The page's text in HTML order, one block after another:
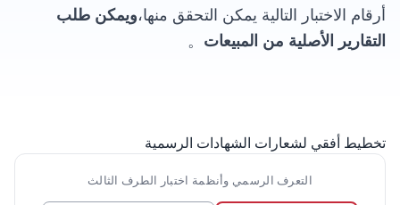
أرقام الاختبار التالية يمكن التحقق منها،ويمكن طلب
التقارير الأصلية من المبيعات 。
تخطيط أفقي لشعارات الشهادات الرسمية
التعرف الرسمي وأنظمة اختبار الطرف الثالث